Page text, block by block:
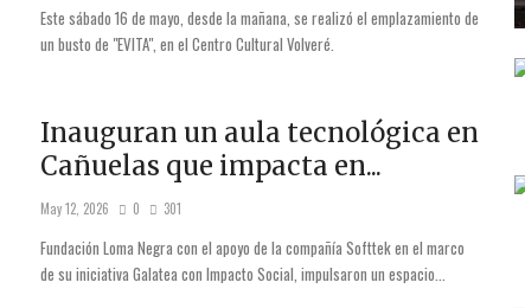
Este sábado 16 de mayo, desde la mañana, se realizó el emplazamiento de
un busto de "EVITA", en el Centro Cultural Volveré.
Inauguran un aula tecnológica en
Cañuelas que impacta en...
May 12, 2026 0 301
Fundación Loma Negra con el apoyo de la compañía Softtek en el marco
de su iniciativa Galatea con Impacto Social, impulsaron un espacio...